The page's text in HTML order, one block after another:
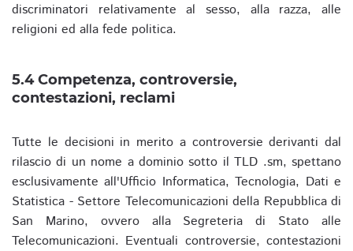
discriminatori relativamente al sesso, alla razza, alle
religioni ed alla fede politica.
5.4 Competenza, controversie,
contestazioni, reclami
Tutte le decisioni in merito a controversie derivanti dal
rilascio di un nome a dominio sotto il TLD .sm, spettano
esclusivamente all'Ufficio Informatica, Tecnologia, Dati e
Statistica - Settore Telecomunicazioni della Repubblica di
San Marino, ovvero alla Segreteria di Stato alle
Telecomunicazioni. Eventuali controversie, contestazioni